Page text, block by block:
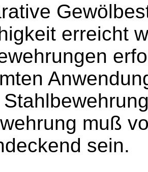
erreicht
muß
sein.